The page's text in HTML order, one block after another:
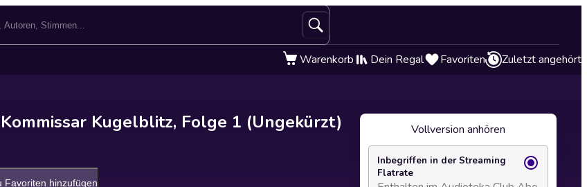
Warenkorb Dein Regal Favoriten Zuletzt angehört
Kugelblitz, Folge 1 (Ungekürzt)
Favoriten hinzufügen
Vollversion anhören
Inbegriffen in der Streaming
Flatrate